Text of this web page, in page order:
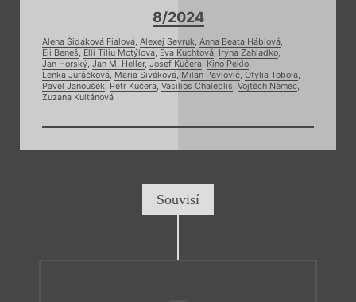
8/2024
Alena Šidáková Fialová, Alexej Sevruk, Anna Beata Háblová,
Eli Beneš, Elli Tiliu Motýlová, Eva Kuchtová, Iryna Zahladko,
Jan Horský, Jan M. Heller, Josef Kučera, Kino Peklo,
Lenka Juráčková, Maria Siváková, Milan Pavlovič, Otylia Toboła,
Pavel Janoušek, Petr Kučera, Vasilios Chaleplis, Vojtěch Němec,
Zuzana Kultánová
Souvisí